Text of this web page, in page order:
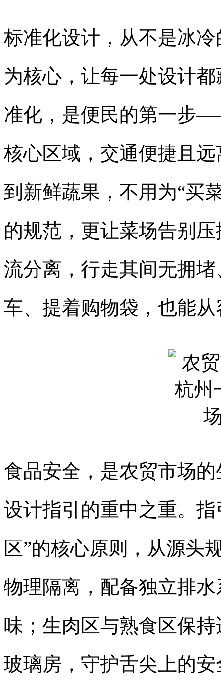
标准化设计，从不是冰
为核心，让每一处设计
准化，是便民的第一步
核心区域，交通便捷且
到新鲜蔬果，不用为“买
的规范，更让菜场告别
流分离，行走其间无拥
车、提着购物袋，也能
食品安全，是农贸市场
设计指引的重中之重。
区”的核心原则，从源头
物理隔离，配备独立排
味；生肉区与熟食区保
玻璃房，守护舌尖上的